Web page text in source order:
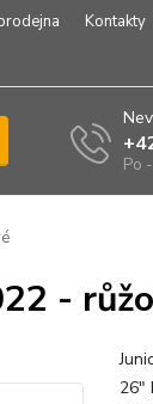
Kontakty
Po
-
26"